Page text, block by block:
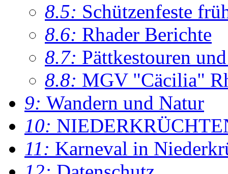
8.5: Schützenfeste
8.6: Rhader Berichte
8.7: Pättkestouren
8.8: MGV "Cäcilia"
9: Wandern und Natur
10:
11: Karneval in